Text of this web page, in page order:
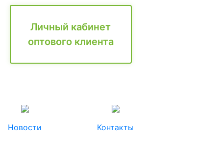
Личный кабинет
оптового клиента
Новости Контакты